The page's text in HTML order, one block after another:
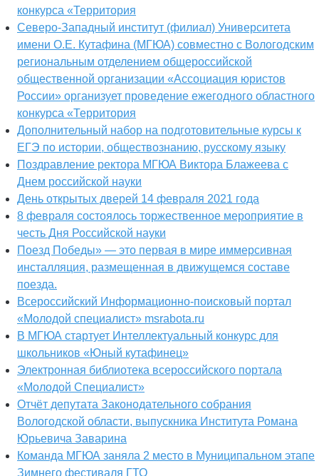
конкурса «Территория
Северо-Западный институт (филиал) Университета
имени О.Е. Кутафина (МГЮА) совместно с Вологодским
региональным отделением общероссийской
общественной организации «Ассоциация юристов
России» организует проведение ежегодного областного
конкурса «Территория
Дополнительный набор на подготовительные курсы к
ЕГЭ по истории, обществознанию, русскому языку
Поздравление ректора МГЮА Виктора Блажеева с
Днем российской науки
День открытых дверей 14 февраля 2021 года
8 февраля состоялось торжественное мероприятие в
честь Дня Российской науки
Поезд Победы» — это первая в мире иммерсивная
инсталляция, размещенная в движущемся составе
поезда.
Всероссийский Информационно-поисковый портал
«Молодой специалист» msrabota.ru
В МГЮА стартует Интеллектуальный конкурс для
школьников «Юный кутафинец»
Электронная библиотека всероссийского портала
«Молодой Специалист»
Отчёт депутата Законодательного собрания
Вологодской области, выпускника Института Романа
Юрьевича Заварина
Команда МГЮА заняла 2 место в Муниципальном этапе
Зимнего фестиваля ГТО